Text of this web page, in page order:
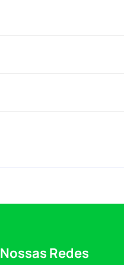
Nossas Redes